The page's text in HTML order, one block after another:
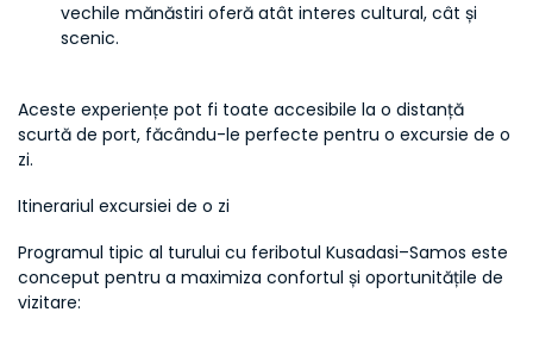
vechile mănăstiri oferă atât interes cultural, cât și
scenic.
Aceste experiențe pot fi toate accesibile la o distanță
scurtă de port, făcându-le perfecte pentru o excursie de o
zi.
Itinerariul excursiei de o zi
Programul tipic al turului cu feribotul Kusadasi–Samos este
conceput pentru a maximiza confortul și oportunitățile de
vizitare: